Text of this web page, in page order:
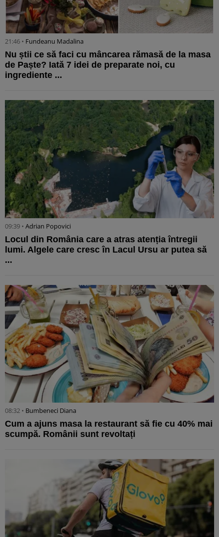
21:46 • Fundeanu Madalina
Nu știi ce să faci cu mâncarea rămasă de la masa
de Paște? Iată 7 idei de preparate noi, cu
ingrediente ...
09:39 • Adrian Popovici
Locul din România care a atras atenția întregii
lumi. Algele care cresc în Lacul Ursu ar putea să
...
08:32 • Bumbeneci Diana
Cum a ajuns masa la restaurant să fie cu 40% mai
scumpă. Românii sunt revoltați